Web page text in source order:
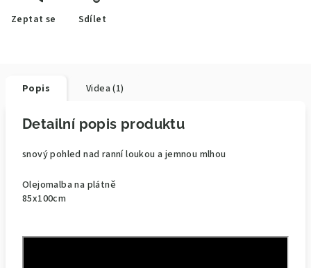
Zeptat se Sdílet
Popis Videa (1)
Detailní popis produktu
snový pohled nad ranní loukou a jemnou mlhou
Olejomalba na plátně
85x100cm